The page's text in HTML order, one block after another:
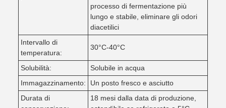
processo di fermentazione più
lungo e stabile, eliminare gli odori
diacetilici
Intervallo di
temperatura:
30°C-40°C
Solubilità:
Solubile in acqua
Immagazzinamento:
Un posto fresco e asciutto
Durata di
18 mesi dalla data di produzione,